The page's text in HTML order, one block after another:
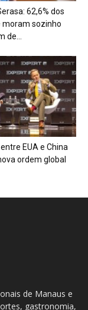
62,6% dos
moram sozinho
de...
EUA e China
ordem global
de Manaus e
gastronomia,